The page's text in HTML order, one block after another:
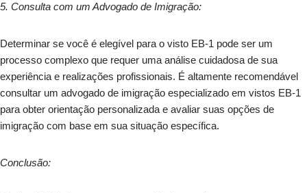
5. Consulta com um Advogado de Imigração:
Determinar se você é elegível para o visto EB-1 pode ser um
processo complexo que requer uma análise cuidadosa de sua
experiência e realizações profissionais. É altamente recomendável
consultar um advogado de imigração especializado em vistos EB-1
para obter orientação personalizada e avaliar suas opções de
imigração com base em sua situação específica.
Conclusão: